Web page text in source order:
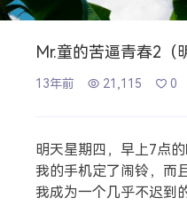
Mr.童的苦逼青春2（
13年前 21,115 0
明天星期四，早上7点
我的手机定了闹铃，而
我成为一个几乎不迟到